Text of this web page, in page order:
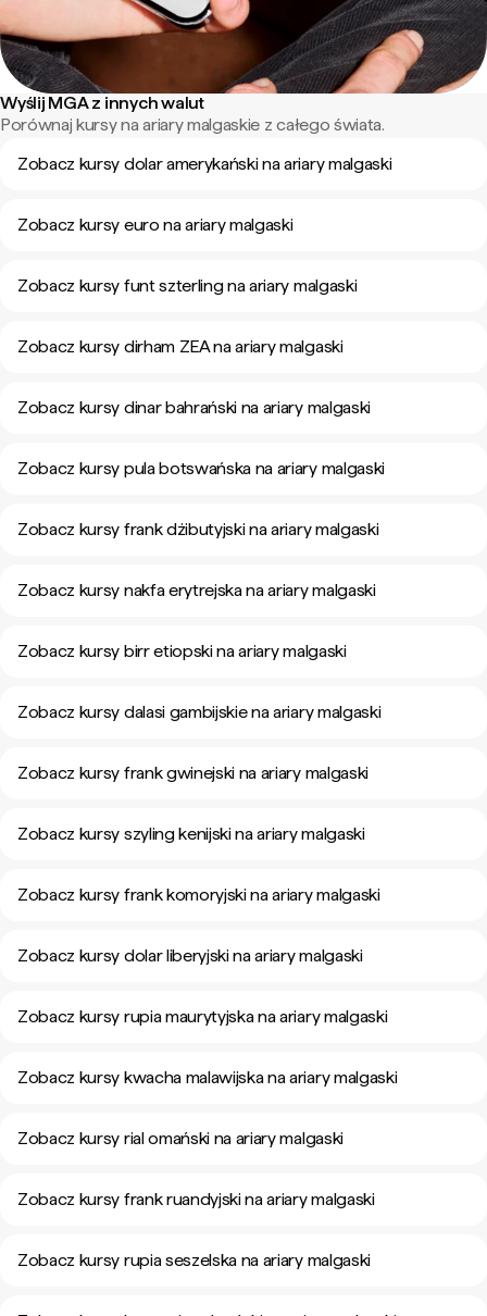
Wyślij MGA z innych walut
Porównaj kursy na ariary malgaskie z całego świata.
Zobacz kursy dolar amerykański na ariary malgaski
Zobacz kursy euro na ariary malgaski
Zobacz kursy funt szterling na ariary malgaski
Zobacz kursy dirham ZEA na ariary malgaski
Zobacz kursy dinar bahrański na ariary malgaski
Zobacz kursy pula botswańska na ariary malgaski
Zobacz kursy frank dżibutyjski na ariary malgaski
Zobacz kursy nakfa erytrejska na ariary malgaski
Zobacz kursy birr etiopski na ariary malgaski
Zobacz kursy dalasi gambijskie na ariary malgaski
Zobacz kursy frank gwinejski na ariary malgaski
Zobacz kursy szyling kenijski na ariary malgaski
Zobacz kursy frank komoryjski na ariary malgaski
Zobacz kursy dolar liberyjski na ariary malgaski
Zobacz kursy rupia maurytyjska na ariary malgaski
Zobacz kursy kwacha malawijska na ariary malgaski
Zobacz kursy rial omański na ariary malgaski
Zobacz kursy frank ruandyjski na ariary malgaski
Zobacz kursy rupia seszelska na ariary malgaski